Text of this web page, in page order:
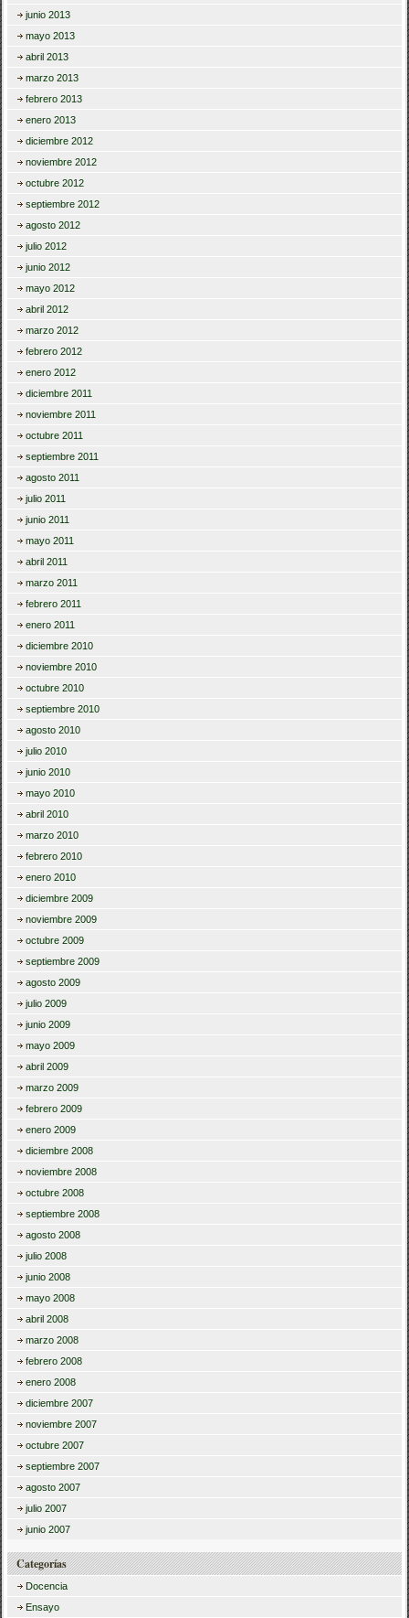
junio 2013
mayo 2013
abril 2013
marzo 2013
febrero 2013
enero 2013
diciembre 2012
noviembre 2012
octubre 2012
septiembre 2012
agosto 2012
julio 2012
junio 2012
mayo 2012
abril 2012
marzo 2012
febrero 2012
enero 2012
diciembre 2011
noviembre 2011
octubre 2011
septiembre 2011
agosto 2011
julio 2011
junio 2011
mayo 2011
abril 2011
marzo 2011
febrero 2011
enero 2011
diciembre 2010
noviembre 2010
octubre 2010
septiembre 2010
agosto 2010
julio 2010
junio 2010
mayo 2010
abril 2010
marzo 2010
febrero 2010
enero 2010
diciembre 2009
noviembre 2009
octubre 2009
septiembre 2009
agosto 2009
julio 2009
junio 2009
mayo 2009
abril 2009
marzo 2009
febrero 2009
enero 2009
diciembre 2008
noviembre 2008
octubre 2008
septiembre 2008
agosto 2008
julio 2008
junio 2008
mayo 2008
abril 2008
marzo 2008
febrero 2008
enero 2008
diciembre 2007
noviembre 2007
octubre 2007
septiembre 2007
agosto 2007
julio 2007
junio 2007
Categorías
Docencia
Ensayo